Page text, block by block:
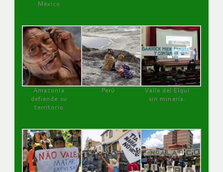
México
Amazonía
defiende su
territorio
Perú
Valle del Elqui
sin minería.